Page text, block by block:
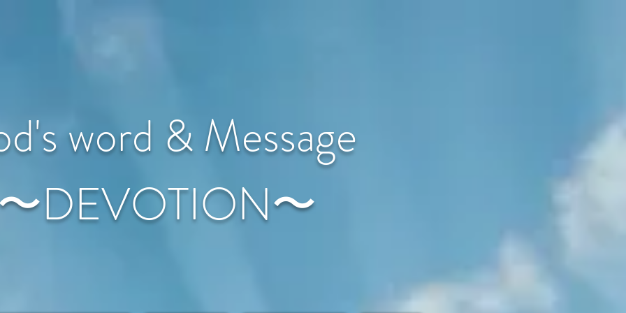
word & Message
DEVOTION〜